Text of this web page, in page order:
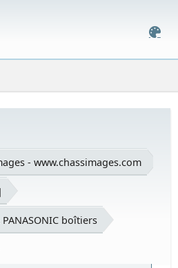
- www.chassimages.com
boîtiers